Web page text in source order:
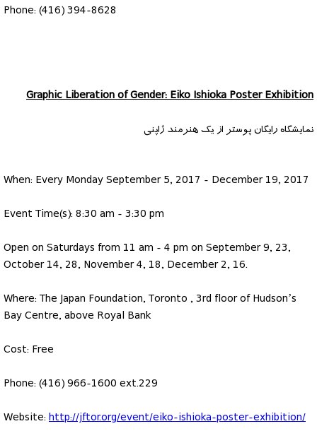
Phone: (416) 394-8628
Graphic Liberation of Gender: Eiko Ishioka Poster Exhibition
نمایشگاه رایگان پوستر از یک هنرمند ژاپنی
When: Every Monday September 5, 2017 - December 19, 2017
Event Time(s): 8:30 am - 3:30 pm
Open on Saturdays from 11 am - 4 pm on September 9, 23,
October 14, 28, November 4, 18, December 2, 16.
Where: The Japan Foundation, Toronto , 3rd floor of Hudson’s
Bay Centre, above Royal Bank
Cost: Free
Phone: (416) 966-1600 ext.229
Website:http://jftor.org/event/eiko-ishioka-poster-exhibition/